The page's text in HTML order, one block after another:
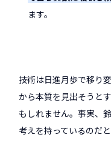
ます。
技術は日進月歩で移り
から本質を見出そうと
もしれません。事実、
考えを持っているのだと